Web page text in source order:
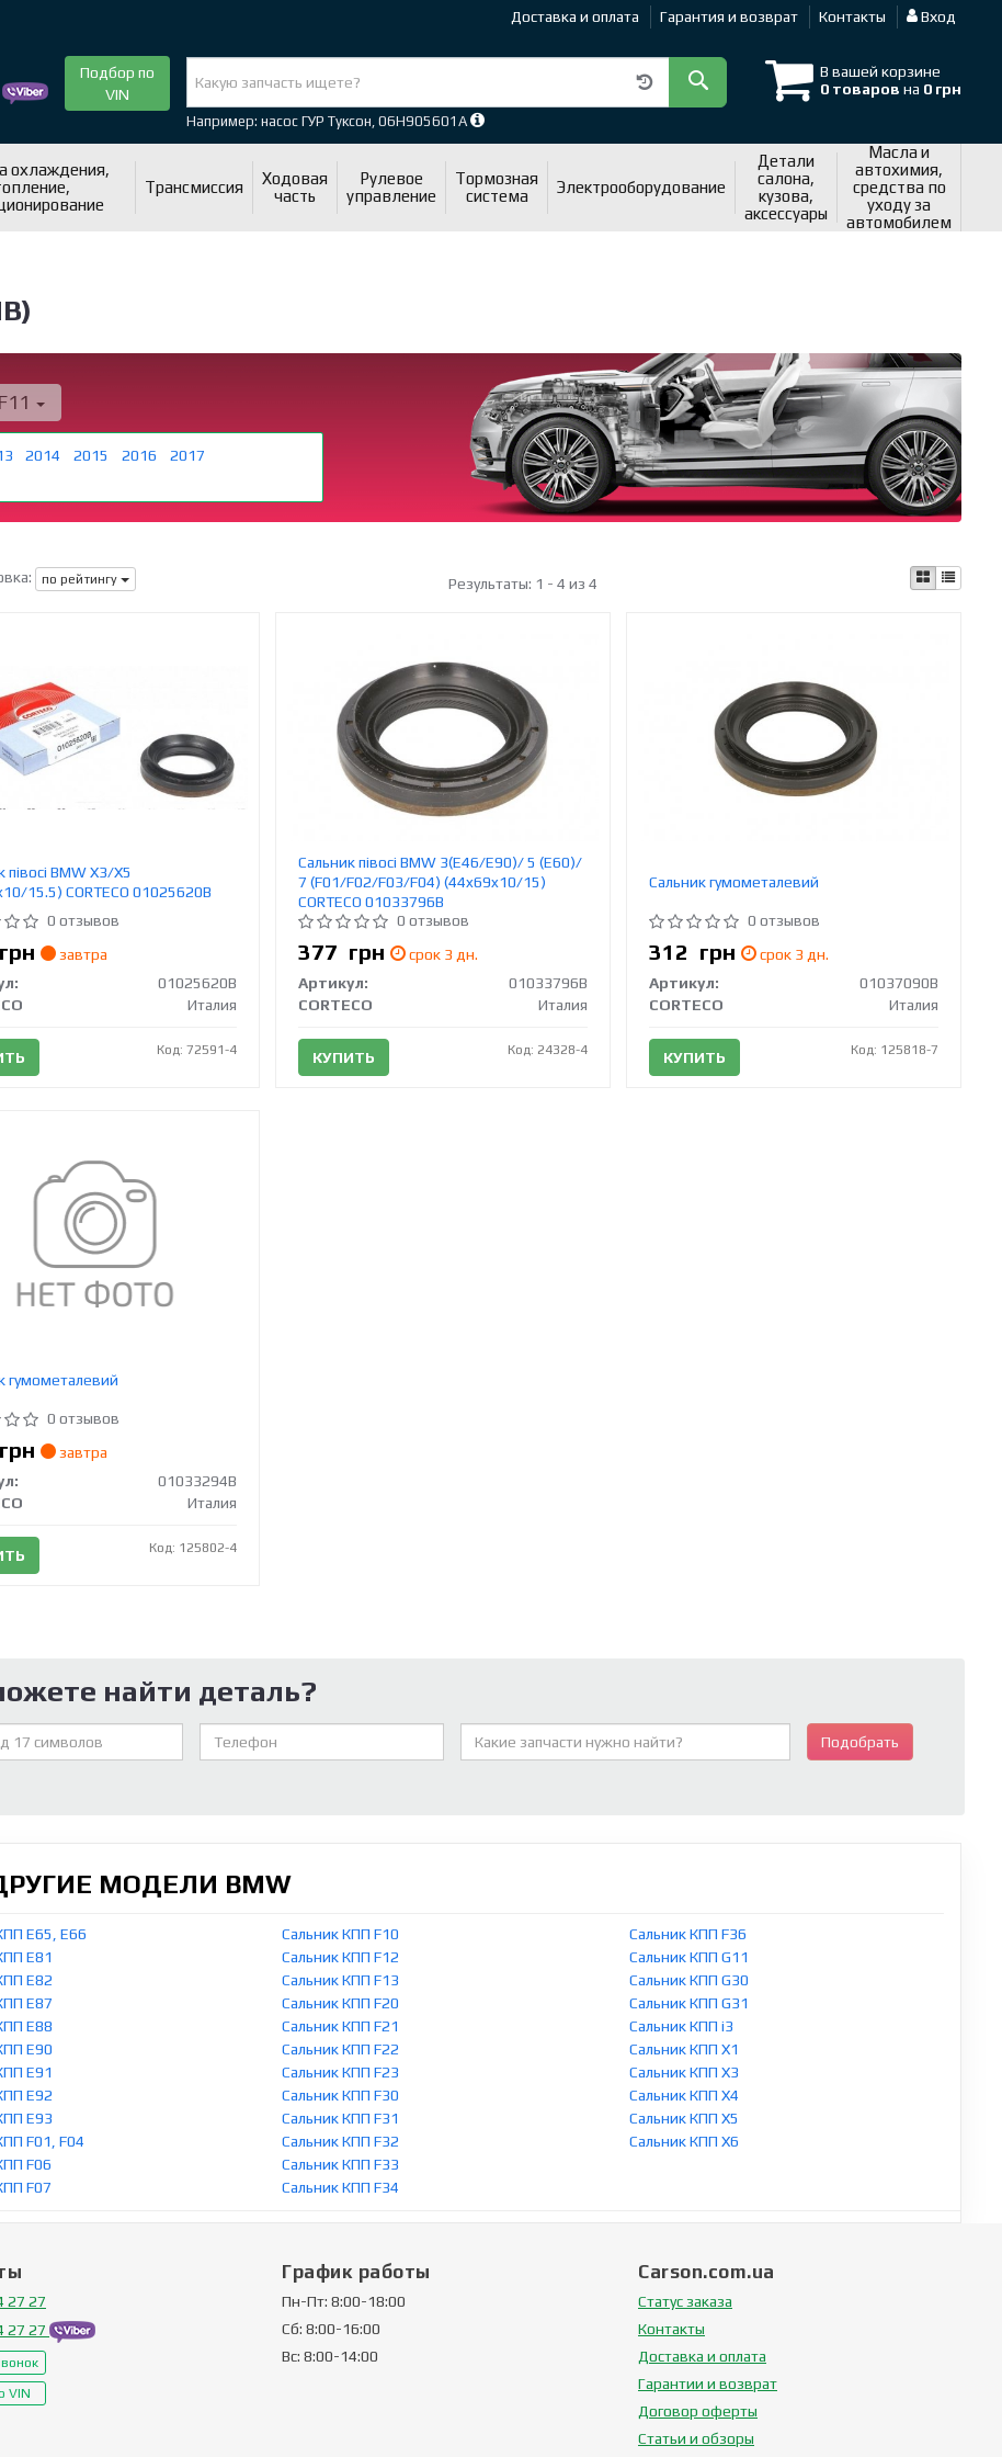
Доставка и оплата Гарантия и возврат Контакты Вход
Подбор по
VIN
В вашей корзине
0 товаров на 0 грн
Например: насос ГУР Туксон, 06H905601A
охлаждения,
Трансмиссия
Ходовая
часть
Рулевое
управление
Тормозная
система
Электрооборудование
Детали
салона,
кузова,
аксессуары
Масла и
автохимия,
средства по
уходу за
автомобилем
2014 2015 2016
2017
F11
по рейтингу Результаты: 1 - 4 из 4
півосі BMW X3/X5
15.5) CORTECO 01025620B
0 отзывов
грн
завтра
01025620B
Италия
Код: 72591-4
Сальник півосі BMW 3(E46/E90)/ 5 (E60)/
7 (F01/F02/F03/F04) (44x69x10/15)
CORTECO 01033796B
0 отзывов
377 грн
срок 3 дн.
Артикул:
01033796B
CORTECO
Италия
КУПИТЬ Код: 24328-4
Сальник гумометалевий
0 отзывов
312 грн
срок 3 дн.
Артикул:
01037090B
CORTECO
Италия
КУПИТЬ Код: 125818-7
гумометалевий
0 отзывов
грн
завтра
01033294B
Италия
Код: 125802-4
найти деталь?
Подобрать
МОДЕЛИ BMW
E65, E66
E81
E82
E87
E88
E90
E91
E92
E93
F01, F04
F06
F07
Сальник КПП F10
Сальник КПП F12
Сальник КПП F13
Сальник КПП F20
Сальник КПП F21
Сальник КПП F22
Сальник КПП F23
Сальник КПП F30
Сальник КПП F31
Сальник КПП F32
Сальник КПП F33
Сальник КПП F34
Сальник КПП F36
Сальник КПП G11
Сальник КПП G30
Сальник КПП G31
Сальник КПП i3
Сальник КПП X1
Сальник КПП X3
Сальник КПП X4
Сальник КПП X5
Сальник КПП X6
27 27
27 27
VIN
График работы
Пн-Пт: 8:00-18:00
Сб: 8:00-16:00
Вс: 8:00-14:00
Carson.com.ua
Статус заказа
Контакты
Доставка и оплата
Гарантии и возврат
Договор оферты
Статьи и обзоры